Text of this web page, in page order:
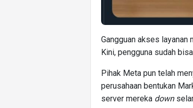
Gangguan akses
Kini, pengguna sudah
Pihak Meta pun telah
perusahaan bentukan
server mereka down